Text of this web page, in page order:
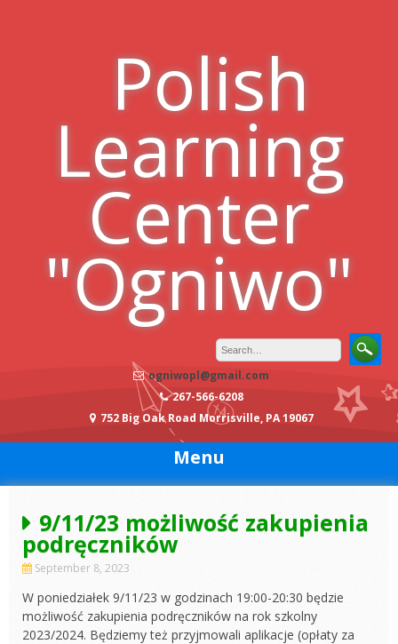
Polish
Learning
Center
"Ogniwo"
ogniwopl@gmail.com
267-566-6208
752 Big Oak Road Morrisville, PA 19067
Menu
9/11/23 możliwość zakupienia
podręczników
September 8, 2023
W poniedziałek 9/11/23 w godzinach 19:00-20:30 będzie
możliwość zakupienia podręczników na rok szkolny
2023/2024. Będziemy też przyjmowali aplikacje (opłaty za